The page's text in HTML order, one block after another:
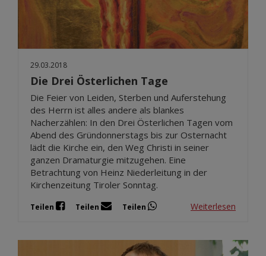
29.03.2018
Die Drei Österlichen Tage
Die Feier von Leiden, Sterben und Auferstehung
des Herrn ist alles andere als blankes
Nacherzählen: In den Drei Österlichen Tagen vom
Abend des Gründonnerstags bis zur Osternacht
lädt die Kirche ein, den Weg Christi in seiner
ganzen Dramaturgie mitzugehen. Eine
Betrachtung von Heinz Niederleitung in der
Kirchenzeitung Tiroler Sonntag.
Teilen Teilen Teilen Weiterlesen